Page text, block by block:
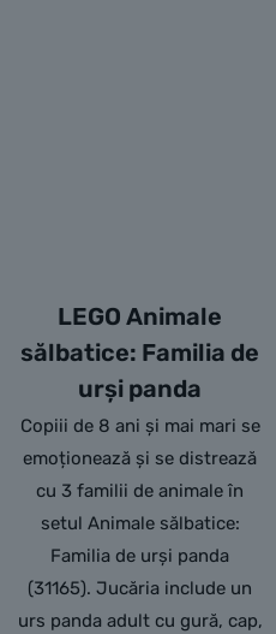
LEGO Animale
sălbatice: Familia de
urși panda
Copiii de 8 ani și mai mari se
emoționează și se distrează
cu 3 familii de animale în
setul Animale sălbatice:
Familia de urși panda
(31165). Jucăria include un
urs panda adult cu gură, cap,